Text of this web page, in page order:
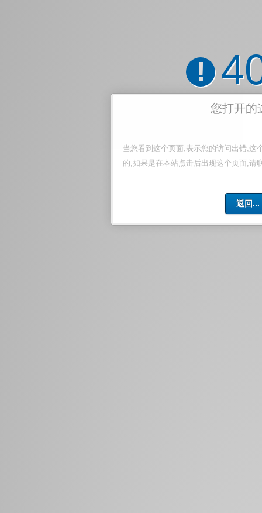
!
您打开的
当您看到这个页面,表示您的访问出错,这
的,如果是在本站点击后出现这个页面,请
返回...